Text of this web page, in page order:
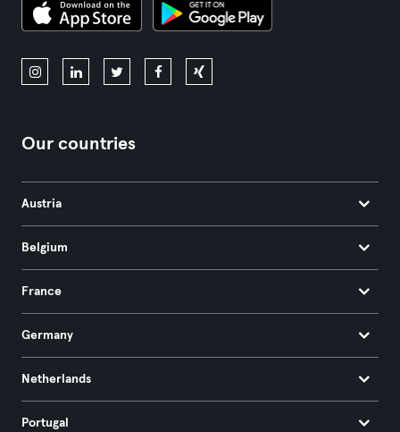
Our countries
Austria
Belgium
France
Germany
Netherlands
Portugal